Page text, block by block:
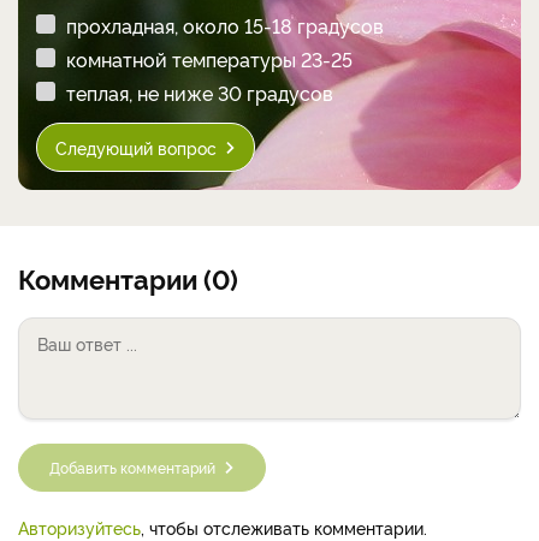
прохладная, около 15-18 градусов
комнатной температуры 23-25
теплая, не ниже 30 градусов
Следующий вопрос
Комментарии (0)
Добавить комментарий
Авторизуйтесь, чтобы отслеживать комментарии.